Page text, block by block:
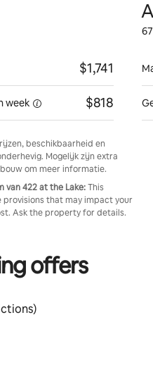
$1,741
week $818
beschikbaarheid en
Mogelijk zijn extra
om meer informatie.
van 422 at the Lake:This
that may impact your
Ask the property for details.
offers